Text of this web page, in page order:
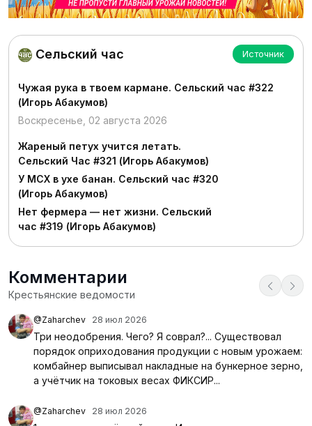
Источник
Сельский час
Чужая рука в твоем кармане. Сельский час #322
(Игорь Абакумов)
Воскресенье, 02 августа 2026
Жареный петух учится летать.
Сельский Час #321 (Игорь Абакумов)
У МСХ в ухе банан. Сельский час #320
(Игорь Абакумов)
Нет фермера — нет жизни. Сельский
час #319 (Игорь Абакумов)
Комментарии
Крестьянские ведомости
@Zaharchev 28 июл 2026
Три неодобрения. Чего? Я соврал?... Существовал
порядок оприходования продукции с новым урожаем:
комбайнер выписывал накладные на бункерное зерно,
а учётчик на токовых весах ФИКСИР...
@Zaharchev 28 июл 2026